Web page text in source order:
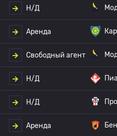
Н/Д
Аренда
Свободный агент
Н/Д
Н/Д
Аренда